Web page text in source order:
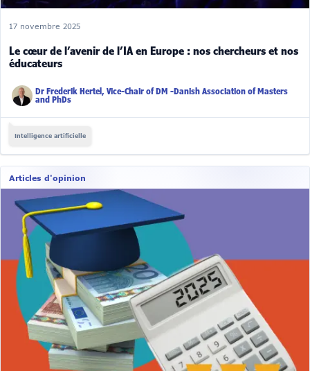
17 novembre 2025
Le cœur de l’avenir de l’IA en Europe : nos chercheurs et nos
éducateurs
Dr Frederik Hertel, Vice-Chair of DM -Danish Association of Masters
and PhDs
Intelligence artificielle
Articles d'opinion